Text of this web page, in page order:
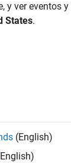
tan útil fue esta
ver eventos
States.
(English)